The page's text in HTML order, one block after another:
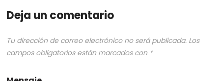
Deja un comentario
Tu dirección de correo electrónico no será publicada. Los
campos obligatorios están marcados con *